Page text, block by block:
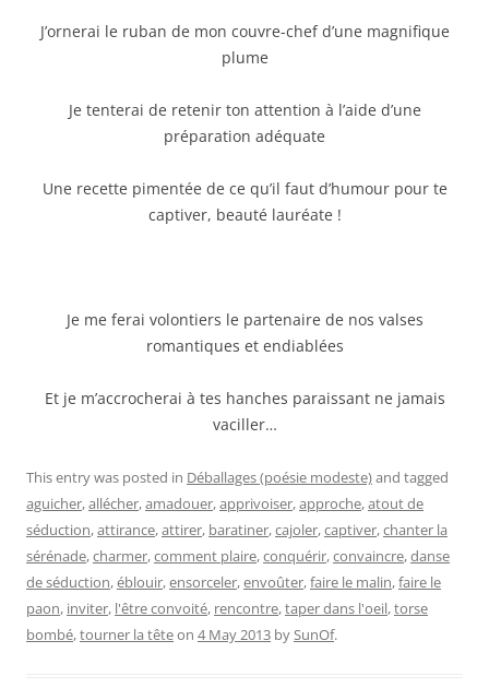
J’ornerai le ruban de mon couvre-chef d’une magnifique
plume
Je tenterai de retenir ton attention à l’aide d’une
préparation adéquate
Une recette pimentée de ce qu’il faut d’humour pour te
captiver, beauté lauréate !
Je me ferai volontiers le partenaire de nos valses
romantiques et endiablées
Et je m’accrocherai à tes hanches paraissant ne jamais
vaciller…
This entry was posted in Déballages (poésie modeste)and tagged
aguicher,allécher,amadouer,apprivoiser,approche,atout de
séduction,attirance,attirer, baratiner,cajoler,captiver,chanter la
sérénade,charmer,comment plaire,conquérir,convaincre,danse
de séduction,éblouir,ensorceler,envoûter,faire le malin,faire le
paon, inviter, l'être convoité, rencontre,taper dans l'oeil,torse
bombé,tourner la têteon 4 May 2013 bySunOf.